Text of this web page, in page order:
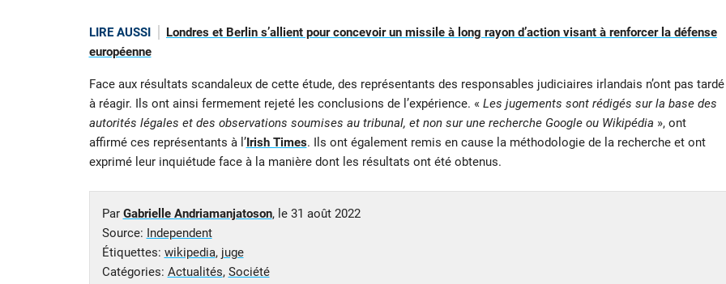
LIRE AUSSI
Londres et Berlin s’allient pour concevoir un missile à long rayon d’action visant à renforcer la défense
européenne
Face aux résultats scandaleux de cette étude, des représentants des responsables judiciaires irlandais n’ont pas tardé
à réagir. Ils ont ainsi fermement rejeté les conclusions de l’expérience. « Les jugements sont rédigés sur la base des
autorités légales et des observations soumises au tribunal, et non sur une recherche Google ou Wikipédia », ont
affirmé ces représentants à l’Irish Times. Ils ont également remis en cause la méthodologie de la recherche et ont
exprimé leur inquiétude face à la manière dont les résultats ont été obtenus.
Par Gabrielle Andriamanjatoson, le 31 août 2022
Source: Independent
Étiquettes: wikipedia, juge
Catégories: Actualités, Société